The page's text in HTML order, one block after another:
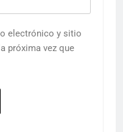
electrónico y sitio
próxima vez que